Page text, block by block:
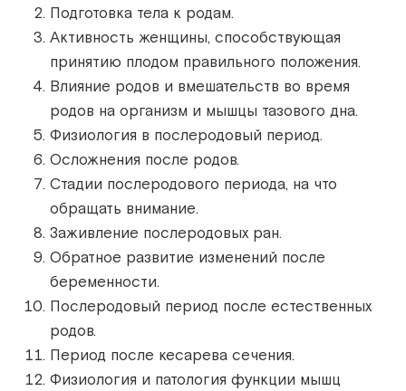
Подготовка тела к родам.
Активность женщины, способствующая
принятию плодом правильного положения.
Влияние родов и вмешательств во время
родов на организм и мышцы тазового дна.
Физиология в послеродовый период.
Осложнения после родов.
Стадии послеродового периода, на что
обращать внимание.
Заживление послеродовых ран.
Обратное развитие изменений после
беременности.
Послеродовый период после естественных
родов.
Период после кесарева сечения.
Физиология и патология функции мышц